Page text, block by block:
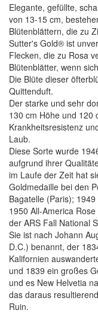
Elegante, gefüllte,
von 13-15 cm,
Blütenblättern, die zu
Sutter's Gold® ist
Flecken, die zu Rosa
Blütenblätter, wenn
Die Blüte dieser
Quittenduft.
Der starke und sehr
130 cm Höhe und 120
Krankheitsresistenz
Laub.
Diese Sorte wurde
aufgrund ihrer
im Laufe der Zeit hat
Goldmedaille bei den
Bagatelle (Paris);
1950 All-America
der ARS Fall National
Sie ist nach Johann
D.C.) benannt, der
Kalifornien
und 1839 ein großes
und es New Helvetia
das daraus
Ruin.